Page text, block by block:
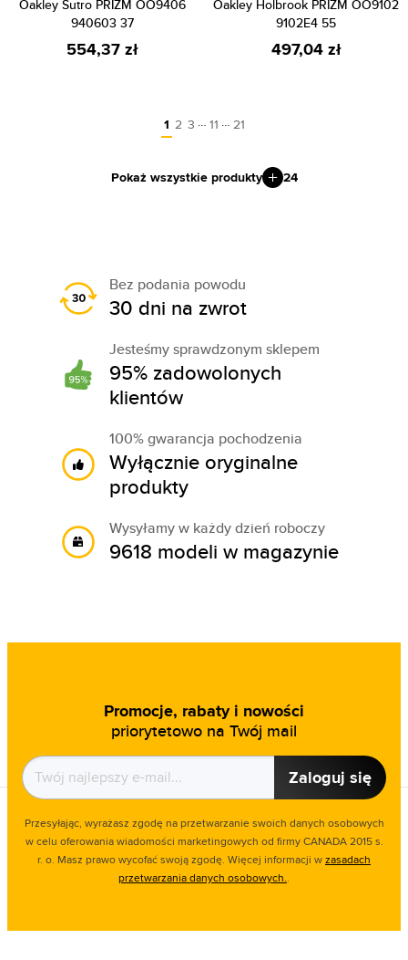
Oakley Sutro PRIZM OO9406
940603 37
554,37 zł
Oakley Holbrook PRIZM OO9102
9102E4 55
497,04 zł
1 2 3 … 11 … 21
Pokaż wszystkie produkty 24
Bez podania powodu
30 dni na zwrot
Jesteśmy sprawdzonym sklepem
95% zadowolonych
klientów
100% gwarancja pochodzenia
Wyłącznie oryginalne
produkty
Wysyłamy w każdy dzień roboczy
9618 modeli w magazynie
Promocje, rabaty i nowości
priorytetowo na Twój mail
Zaloguj się
Przesyłając, wyrażasz zgodę na przetwarzanie swoich danych osobowych
w celu oferowania wiadomości marketingowych od firmy CANADA 2015 s.
r. o. Masz prawo wycofać swoją zgodę. Więcej informacji wzasadach
przetwarzania danych osobowych..